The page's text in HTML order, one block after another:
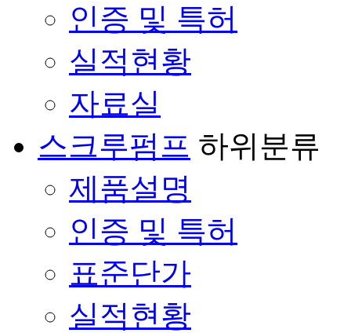
인증 및 특허
실적현황
자료실
스크루펌프 하위분류
제품설명
인증 및 특허
표준단가
실적현황